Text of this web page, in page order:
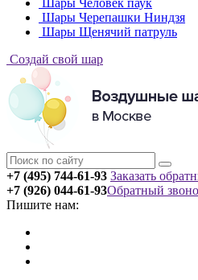
Шары Черепашки Ниндзя
Шары Щенячий патруль
Создай свой шар
+7 (495) 744-61-93 Заказать
+7 (926) 044-61-93
Пишите нам:
Обратный